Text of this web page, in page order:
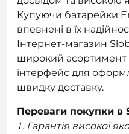
Купуючи батарейки
впевнені в їх
Інтернет-магазин
широкий асортимент
інтерфейс для
швидку доставку.
Переваги покупки в
Гарантія високої